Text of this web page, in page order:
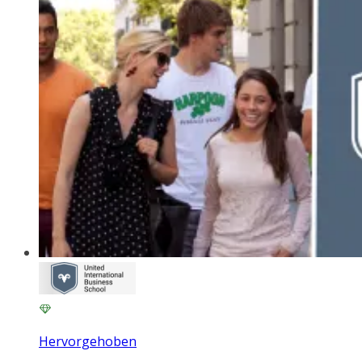
Hervorgehoben